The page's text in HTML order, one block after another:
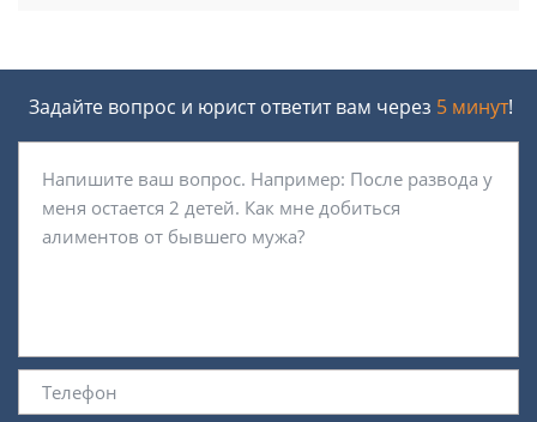
Задайте вопрос и юрист ответит вам через 5 минут!